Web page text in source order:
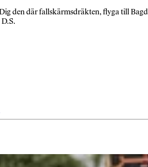
den där fallskärmsdräkten, flyga till